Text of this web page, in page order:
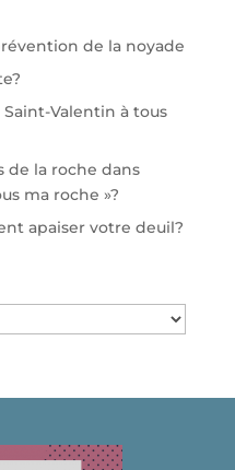
de la noyade
Saint-Valentin à tous
de la roche dans
ma roche »?
apaiser votre deuil?